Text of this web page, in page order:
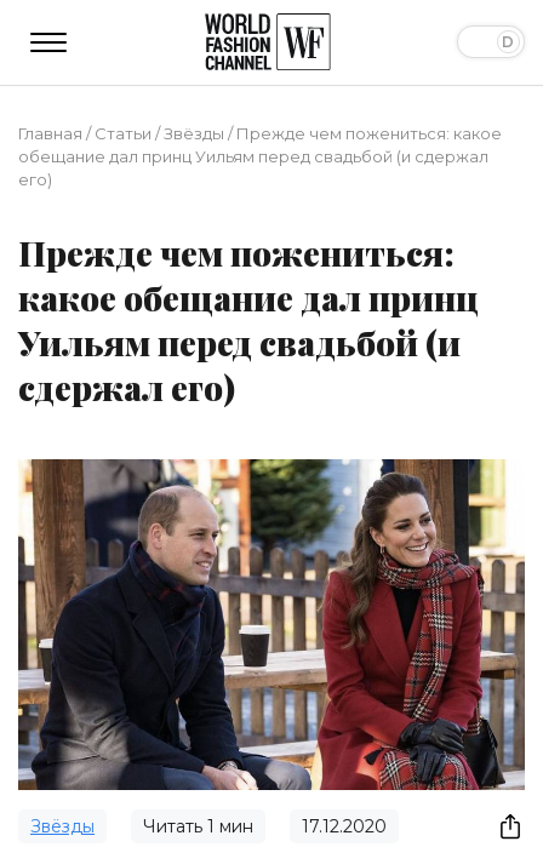
Главная /Статьи /Звёзды /Прежде чем пожениться: какое
обещание дал принц Уильям перед свадьбой (и сдержал
его)
Прежде чем пожениться:
какое обещание дал принц
Уильям перед свадьбой (и
сдержал его)
Звёзды Читать 1 мин 17.12.2020